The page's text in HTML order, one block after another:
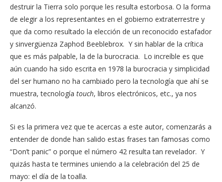
destruir la Tierra solo porque les resulta estorbosa. O la forma
de elegir a los representantes en el gobierno extraterrestre y
que da como resultado la elección de un reconocido estafador
y sinvergüenza Zaphod Beeblebrox. Y sin hablar de la crítica
que es más palpable, la de la burocracia. Lo increíble es que
aún cuando ha sido escrita en 1978 la burocracia y simplicidad
del ser humano no ha cambiado pero la tecnología que ahí se
muestra, tecnología touch, libros electrónicos, etc., ya nos
alcanzó.
Si es la primera vez que te acercas a este autor, comenzarás a
entender de donde han salido estas frases tan famosas como
“Don’t panic” o porque el número 42 resulta tan revelador. Y
quizás hasta te termines uniendo a la celebración del 25 de
mayo: el día de la toalla.